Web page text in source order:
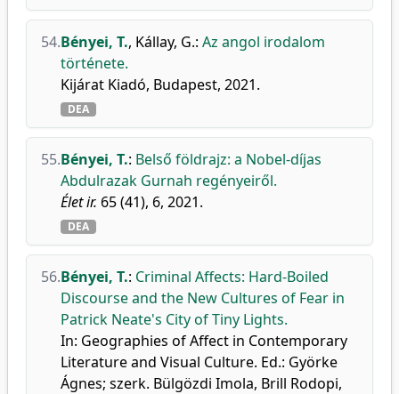
54.Bényei, T., Kállay, G.: Az angol irodalom
története.
Kijárat Kiadó, Budapest, 2021.
DEA
55.Bényei, T.: Belső földrajz: a Nobel-díjas
Abdulrazak Gurnah regényeiről.
Élet ir. 65 (41), 6, 2021.
DEA
56.Bényei, T.: Criminal Affects: Hard-Boiled
Discourse and the New Cultures of Fear in
Patrick Neate's City of Tiny Lights.
In: Geographies of Affect in Contemporary
Literature and Visual Culture. Ed.: Györke
Ágnes; szerk. Bülgözdi Imola, Brill Rodopi,